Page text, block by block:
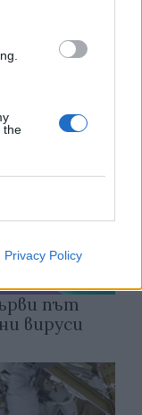
the
Privacy Policy
път
вируси